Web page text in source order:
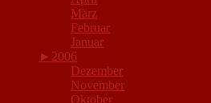
März
Februar
Januar
► 2006
Dezember
November
Oktober